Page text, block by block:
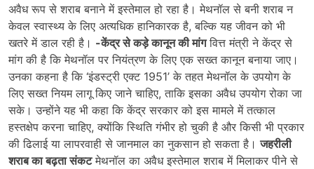
अवैध रूप से शराब बनाने में इस्तेमाल हो रहा है। मेथनॉल से बनी शराब न
केवल स्वास्थ्य के लिए अत्यधिक हानिकारक है, बल्कि यह जीवन को भी
खतरे में डाल रही है। -केंद्र से कड़े कानून की मांगवित्त मंत्री ने केंद्र से
मांग की है कि मेथनॉल पर नियंत्रण के लिए एक सख्त कानून बनाया जाए।
उनका कहना है कि ‘इंडस्ट्री एक्ट 1951’ के तहत मेथनॉल के उपयोग के
लिए सख्त नियम लागू किए जाने चाहिए, ताकि इसका अवैध उपयोग रोका जा
सके। उन्होंने यह भी कहा कि केंद्र सरकार को इस मामले में तत्काल
हस्तक्षेप करना चाहिए, क्योंकि स्थिति गंभीर हो चुकी है और किसी भी प्रकार
की ढिलाई या लापरवाही से जानमाल का नुकसान हो सकता है।जहरीली
शराब का बढ़ता संकटमेथनॉल का अवैध इस्तेमाल शराब में मिलाकर पीने से